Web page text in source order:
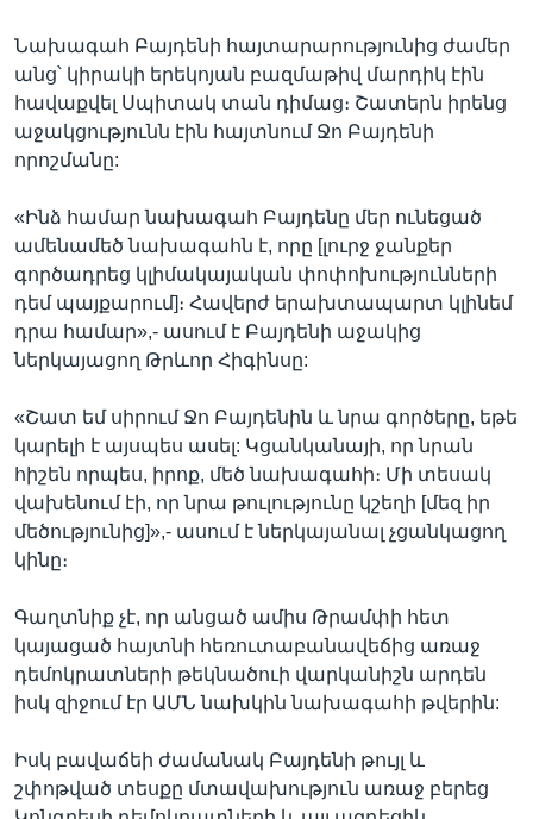
Նախագահ Բայդենի հայտարարությունից ժամեր
անց՝ կիրակի երեկոյան բազմաթիվ մարդիկ էին
հավաքվել Սպիտակ տան դիմաց։ Շատերն իրենց
աջակցությունն էին հայտնում Ջո Բայդենի
որոշմանը:
«Ինձ համար նախագահ Բայդենը մեր ունեցած
ամենամեծ նախագահն է, որը [լուրջ ջանքեր
գործադրեց կլիմակայական փոփոխությունների
դեմ պայքարում]։ Հավերժ երախտապարտ կլինեմ
դրա համար»,- ասում է Բայդենի աջակից
ներկայացող Թրևոր Հիգինսը:
«Շատ եմ սիրում Ջո Բայդենին և նրա գործերը, եթե
կարելի է այսպես ասել: Կցանկանայի, որ նրան
հիշեն որպես, իրոք, մեծ նախագահի։ Մի տեսակ
վախենում էի, որ նրա թուլությունը կշեղի [մեզ իր
մեծությունից]»,- ասում է ներկայանալ չցանկացող
կինը։
Գաղտնիք չէ, որ անցած ամիս Թրամփի հետ
կայացած հայտնի հեռուտաբանավեճից առաջ
դեմոկրատների թեկնածուի վարկանիշն արդեն
իսկ զիջում էր ԱՄՆ նախկին նախագահի թվերին:
Իսկ բավաճեի ժամանակ Բայդենի թույլ և
շփոթված տեսքը մտավախություն առաջ բերեց